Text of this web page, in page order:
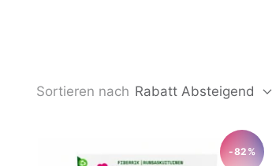
Sortieren nach Rabatt Absteigend
-82%